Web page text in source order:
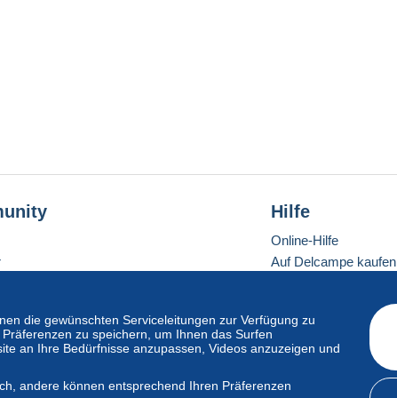
die gewünschten Serviceleitungen zur Verfügung zu
zu speichern, um Ihnen das Surfen
an Ihre Bedürfnisse anzupassen, Videos anzuzeigen und
andere können entsprechend Ihren Präferenzen
Hilfe
Online-Hilfe
Auf Delcampe kaufen
Eine sichere Website